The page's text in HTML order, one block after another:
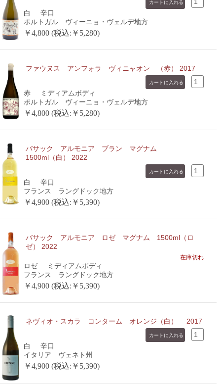
白
辛口
ポルトガル ヴィーニョ・ヴェルデ地方
￥4,800 (税込:￥5,280)
ファウヌス アンフォラ ヴィニャオン （赤） 2017
赤
ミディアムボディ
ポルトガル ヴィーニョ・ヴェルデ地方
￥4,800 (税込:￥5,280)
バサック アルモニア ブラン マグナム
1500ml（白） 2022
白
辛口
フランス ラングドック地方
￥4,900 (税込:￥5,390)
バサック アルモニア ロゼ マグナム 1500ml（ロ
ゼ） 2022
在庫切れ
ロゼ
ミディアムボディ
フランス ラングドック地方
￥4,900 (税込:￥5,390)
ネヴィオ・スカラ コンターム オレンジ（白） 2017
白
辛口
イタリア ヴェネト州
￥4,900 (税込:￥5,390)